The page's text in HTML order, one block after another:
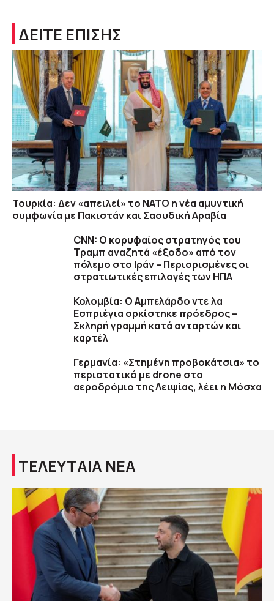
ΔΕΙΤΕ ΕΠΙΣΗΣ
Τουρκία: Δεν «απειλεί» το ΝΑΤΟ η νέα αμυντική
συμφωνία με Πακιστάν και Σαουδική Αραβία
CNN: Ο κορυφαίος στρατηγός του
Τραμπ αναζητά «έξοδο» από τον
πόλεμο στο Ιράν – Περιορισμένες οι
στρατιωτικές επιλογές των ΗΠΑ
Κολομβία: Ο Αμπελάρδο ντε λα
Εσπριέγια ορκίστηκε πρόεδρος –
Σκληρή γραμμή κατά ανταρτών και
καρτέλ
Γερμανία: «Στημένη προβοκάτσια» το
περιστατικό με drone στο
αεροδρόμιο της Λειψίας, λέει η Μόσχα
ΤΕΛΕΥΤΑΙΑ ΝΕΑ